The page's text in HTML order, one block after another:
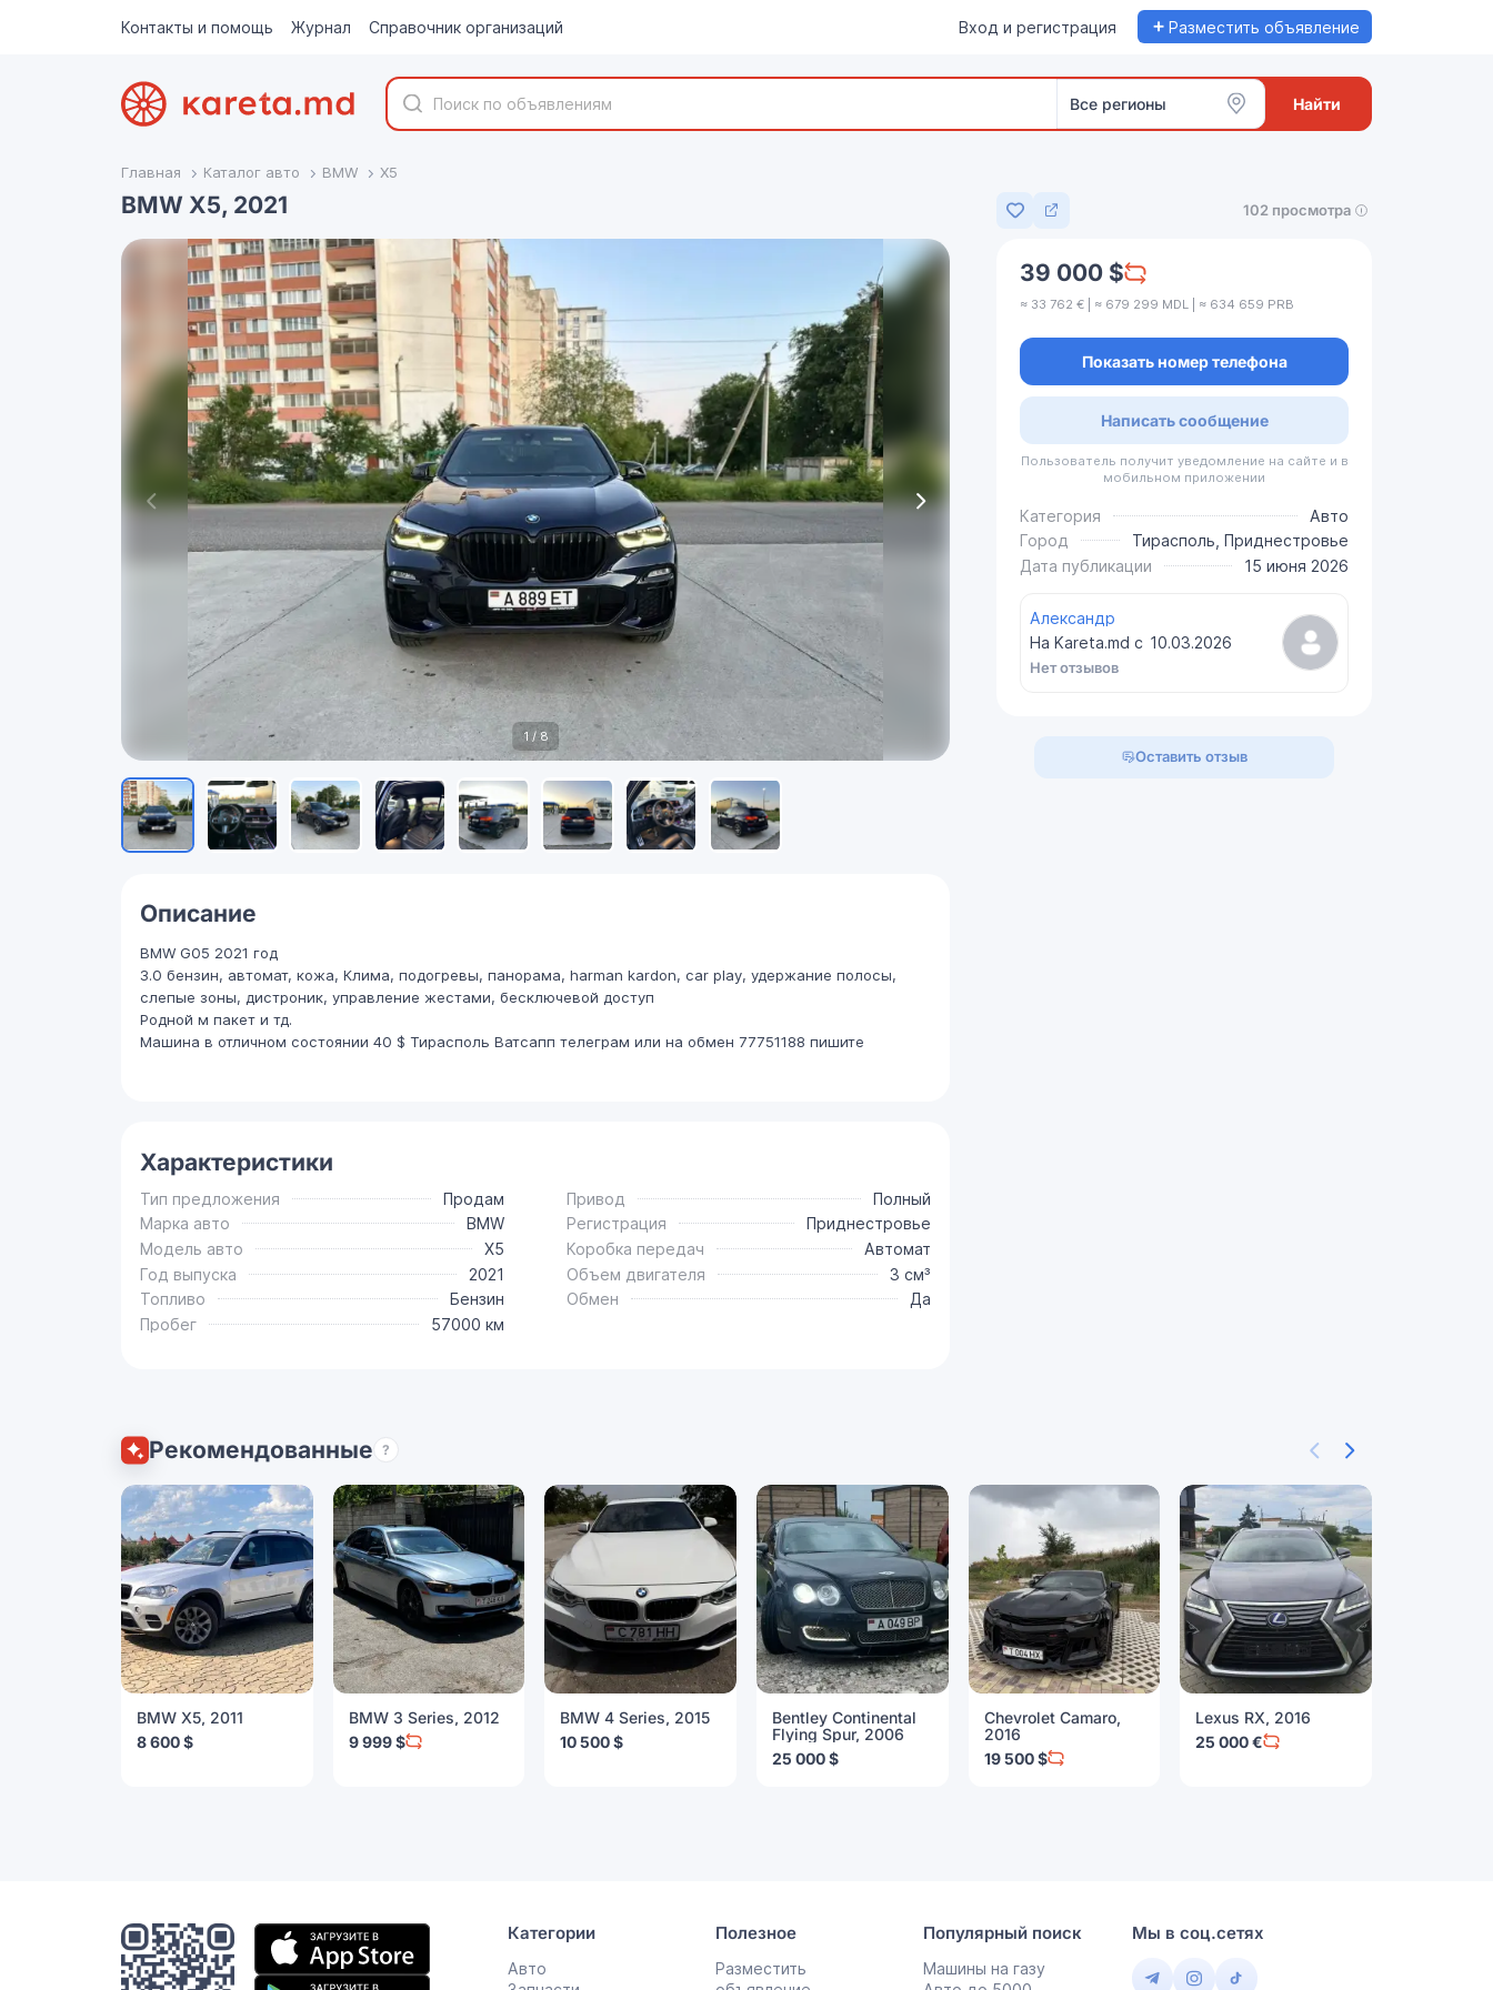
Контакты и помощь Журнал Справочник организаций Вход и регистрация + Разместить объявление
Все регионы Найти
Главная Каталог авто BMW X5
BMW X5, 2021
Добавить в избранное
102 просмотра
1/8
Описание
BMW G05 2021 год
3.0 бензин, автомат, кожа, Клима, подогревы, панорама, harman kardon, car play, удержание полосы,
слепые зоны, дистроник, управление жестами, бесключевой доступ
Родной м пакет и тд.
Машина в отличном состоянии 40 $ Тирасполь Ватсапп телеграм или на обмен 77751188 пишите
Характеристики
Тип предложения
Продам
Марка авто
BMW
Модель авто
X5
Год выпуска
2021
Топливо
Бензин
Пробег
57000 км
Привод
Полный
Регистрация
Приднестровье
Коробка передач
Автомат
Объем двигателя
3 см³
Обмен
Да
39 000 $
≈ 33 762 € | ≈ 679 299 MDL | ≈ 634 659 PRB
Показать номер телефона
Написать сообщение
Пользователь получит уведомление на сайте и в
мобильном приложении
Категория
Авто
Город
Тирасполь, Приднестровье
Дата публикации
15 июня 2026
Александр
На Kareta.md с 10.03.2026
Нет отзывов
Оставить отзыв
Рекомендованные ?
BMW X5, 2011
8 600 $
BMW 3 Series, 2012
9 999 $
BMW 4 Series, 2015
10 500 $
Bentley Continental
Flying Spur, 2006
25 000 $
Chevrolet Camaro,
2016
19 500 $
Lexus RX, 2016
25 000 €
Мобильное
приложение
Категории
Авто
Полезное
Разместить
Популярный поиск
Машины на газу
Мы в соц.сетях